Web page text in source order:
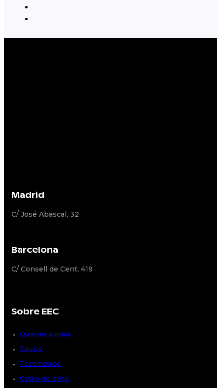
Madrid
C/ José Abascal, 32
Barcelona
C/ Consell de Cent, 419
Sobre EEC
Quiénes somos
Equipo
Testimonios
Casos de éxito